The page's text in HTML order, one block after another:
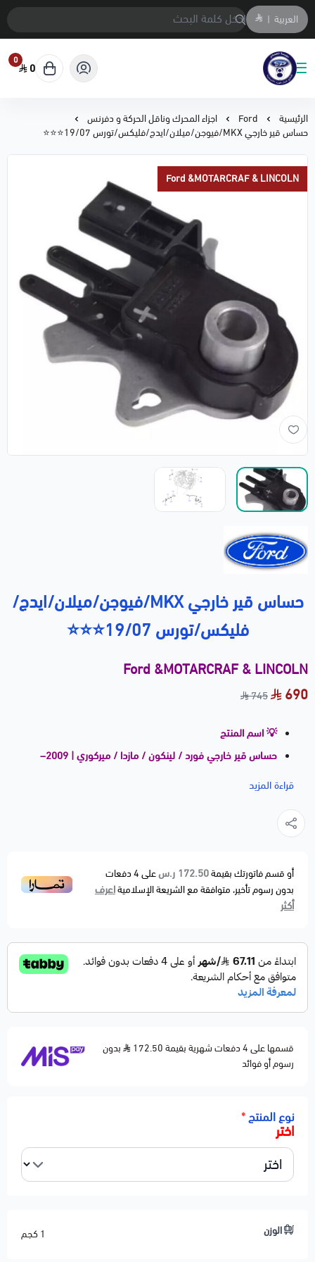
العربية |
متجر المحمادي لقطع السيارات
0
0
الرئيسية Ford
اجزاء المحرك وناقل الحركة و دفرنس
حساس قير خارجي MKX/فيوجن/ميلان/ايدج/فليكس/تورس 19/07⭐⭐⭐
Ford &MOTARCRAF & LINCOLN
حساس قير خارجي MKX/فيوجن/ميلان/ايدج/
فليكس/تورس 19/07⭐⭐⭐
Ford &MOTARCRAF & LINCOLN
690
745
💡 اسم المنتج
حساس قير خارجي فورد / لينكون / مازدا / ميركوري | 2009–
2016 | ⭐⭐⭐
القير وسرعة الدوران إلى كمبيوتر السيارة، مما يساعد على
تعشيق ناعم ودقيق ويمنع التقطيع أو تأخير النقل بين
🚗 الموديلات المتوافقة
FORD
Explorer — 2012–2016
Fusion — 2010–2016
Transit Connect — 2014–2015
LINCOLN
MKZ — 2010–2012
MAZDA
MERCURY
قراءة المزيد
أو قسم فاتورتك بقيمة172.50 ر.س على4دفعات
بدون رسوم تأخير، متوافقة مع الشريعة الإسلاميةاعرف
أكثر
قسمها على 4 دفعات شهرية بقيمة 172.50
بدون
رسوم أو فوائد
نوع المنتج*
اختر
الوزن 1 كجم